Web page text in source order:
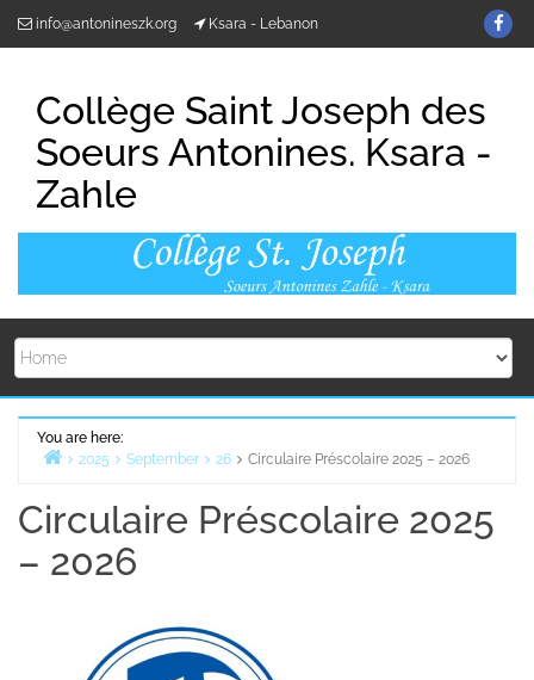
info@antonineszk.org Ksara - Lebanon
us
Collège Saint Joseph des
Soeurs Antonines. Ksara -
Zahle
You are here:
2025 September 26 Circulaire Préscolaire 2025 – 2026
Circulaire Préscolaire 2025
– 2026